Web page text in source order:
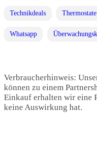
Technikdeals Thermostate
Whatsapp
Verbraucherhinweis:
können zu einem
Einkauf erhalten wir eine
keine Auswirkung hat.